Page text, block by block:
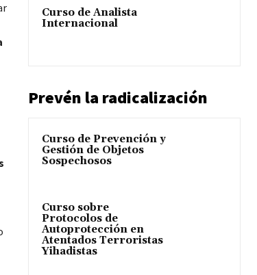
Curso de Analista
Internacional
Prevén la radicalización
Curso de Prevención y
Gestión de Objetos
Sospechosos
Curso sobre
Protocolos de
Autoprotección en
Atentados Terroristas
Yihadistas